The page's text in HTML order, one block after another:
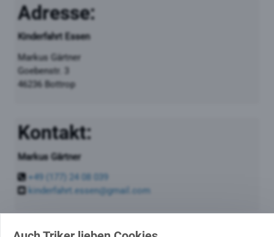
Adresse:
Kinderfahrt Essen
Markus Gärtner
Goebenstr. 3
46236 Bottrop
Kontakt:
Markus Gärtner
+49 (177) 24 08 039
kinderfahrt.essen@gmail.com